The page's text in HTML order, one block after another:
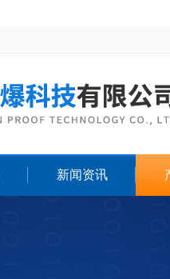
新闻资讯